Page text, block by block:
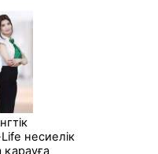
Life несиелік
қарауға